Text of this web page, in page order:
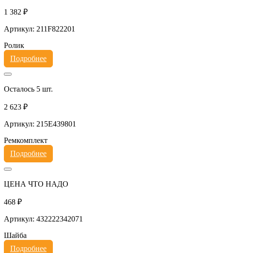
1 382 ₽
Артикул: 211F822201
Ролик
Подробнее
Осталось 5 шт.
2 623 ₽
Артикул: 215E439801
Ремкомплект
Подробнее
ЦЕНА ЧТО НАДО
468 ₽
Артикул: 432222342071
Шайба
Подробнее